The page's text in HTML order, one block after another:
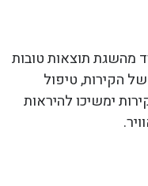
מהשגת תוצאות טובות
הקירות, טיפול
ימשיכו להיראות